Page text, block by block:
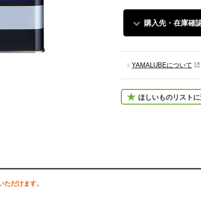
購入先・在庫確
YAMALUBEについて
ほしいものリスト
だけます。